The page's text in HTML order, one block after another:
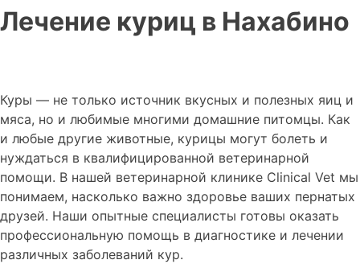
Лечение куриц в Нахабино
Куры — не только источник вкусных и полезных яиц и
мяса, но и любимые многими домашние питомцы. Как
и любые другие животные, курицы могут болеть и
нуждаться в квалифицированной ветеринарной
помощи. В нашей ветеринарной клинике Clinical Vet мы
понимаем, насколько важно здоровье ваших пернатых
друзей. Наши опытные специалисты готовы оказать
профессиональную помощь в диагностике и лечении
различных заболеваний кур.